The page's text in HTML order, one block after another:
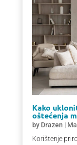
Kako
oštećenja
by Drazen |
Korištenje